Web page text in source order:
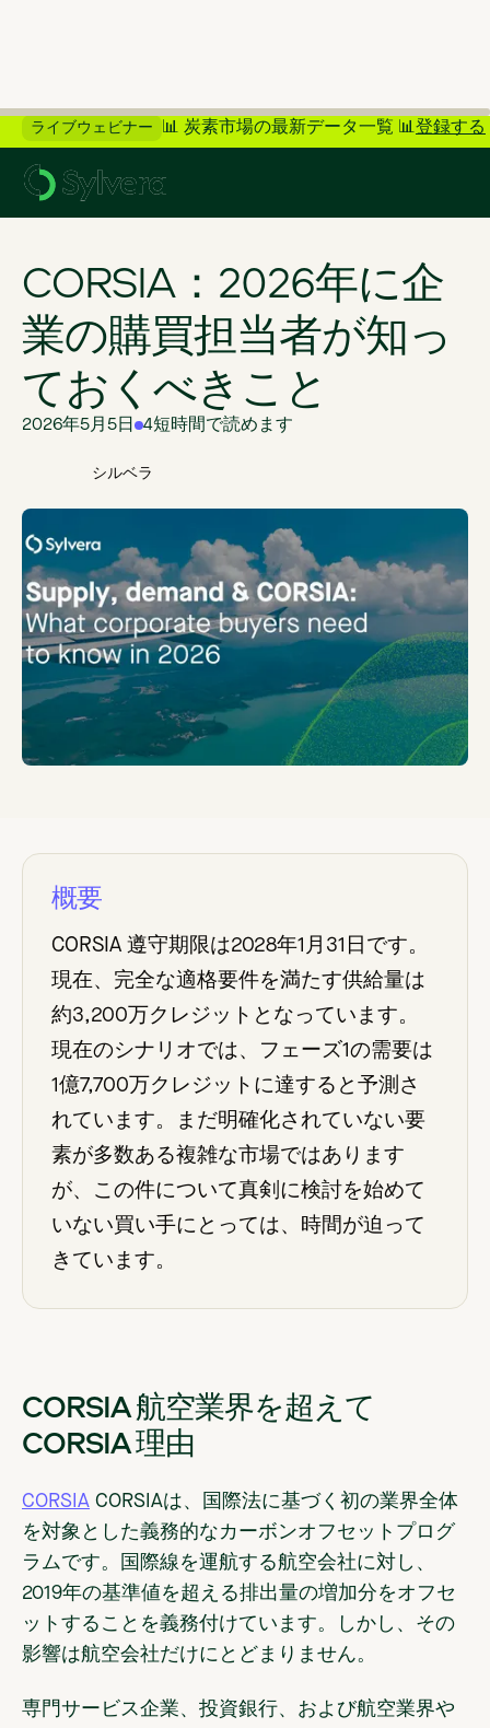
ライブウェビナー 📊 炭素市場の最新データ一覧 📊登録する
CORSIA：2026年に企
業の購買担当者が知っ
ておくべきこと
2026年5月5日 4短時間で読めます
シルベラ
概要
CORSIA 遵守期限は2028年1月31日です。
現在、完全な適格要件を満たす供給量は
約3,200万クレジットとなっています。
現在のシナリオでは、フェーズ1の需要は
1億7,700万クレジットに達すると予測さ
れています。まだ明確化されていない要
素が多数ある複雑な市場ではあります
が、この件について真剣に検討を始めて
いない買い手にとっては、時間が迫って
きています。
CORSIA 航空業界を超えて
CORSIA 理由
CORSIA CORSIAは、国際法に基づく初の業界全体
を対象とした義務的なカーボンオフセットプログ
ラムです。国際線を運航する航空会社に対し、
2019年の基準値を超える排出量の増加分をオフセ
ットすることを義務付けています。しかし、その
影響は航空会社だけにとどまりません。
専門サービス企業、投資銀行、および航空業界や